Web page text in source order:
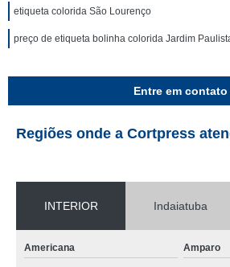
etiqueta colorida São Lourenço
preço de etiqueta bolinha colorida Jardim Paulista
Entre em contato
Regiões onde a Cortpress
INTERIOR Indaiatuba
Americana Amparo